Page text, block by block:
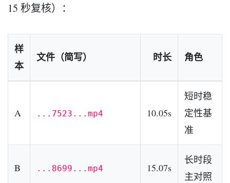
15 秒复核）：
样
本
文件（简写） 时长 角色
A ...7523...mp4 10.05s
短时稳
定性基
准
B ...8699...mp4 15.07s
长时段
主对照